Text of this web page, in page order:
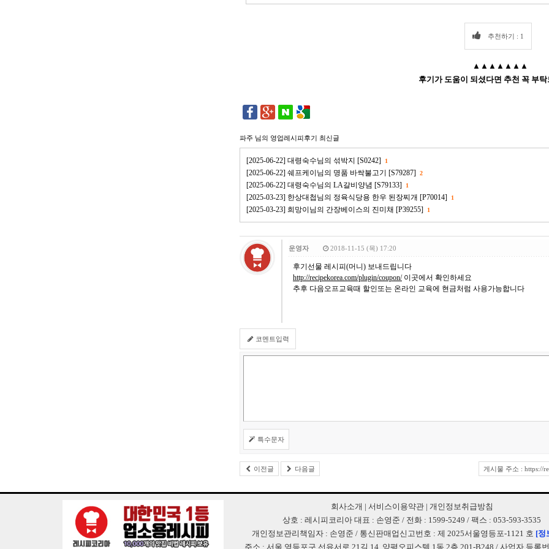
추천하기 : 1
▲▲▲▲▲▲▲
후기가 도움이 되셨다면 추천 꼭 부
파주 님의 영업레시피후기 최신글
[2025-06-22] 대령숙수님의 섞박지 [S0242] 1
[2025-06-22] 쉐프케이님의 명품 바싹불고기 [S79287] 2
[2025-06-22] 대령숙수님의 LA갈비양념 [S79133] 1
[2025-03-23] 한상대첩님의 정육식당용 한우 된장찌개 [P70014] 1
[2025-03-23] 희망이님의 간장베이스의 진미채 [P39255] 1
운영자 2018-11-15 (목) 17:20
후기선물 레시피(머니) 보내드립니다
http://recipekorea.com/plugin/coupon/이곳에서 확인하세요
추후 다음오프교육때 할인또는 온라인 교육에 현금처럼 사용가능합니다
코멘트입력
특수문자
이전글 다음글 게시물 주소 : https://
회사소개 | 서비스이용약관| 개인정보취급방침
상호 : 레시피코리아 대표 : 손영준 / 전화 : 1599-5249 / 팩스 : 053-593-3535
개인정보관리책임자 : 손영준 / 통신판매업신고번호 : 제 2025서울영등포-1121 호 [정
주소 : 서울 영등포구 선유서로 21길 14, 양평오피스텔 1동 2층 201-B248 / 사업자 등록